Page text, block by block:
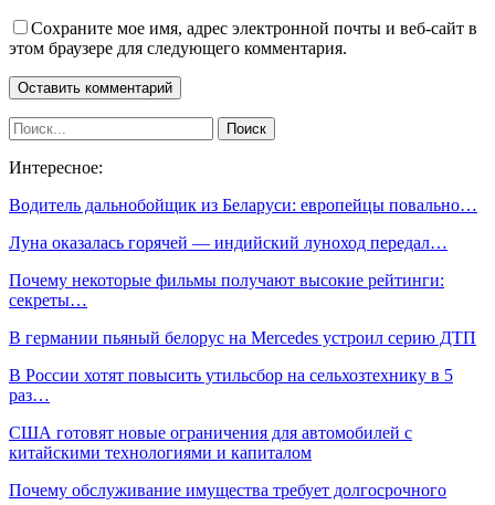
Сохраните мое имя, адрес электронной почты и веб-сайт в
этом браузере для следующего комментария.
Интересное:
Водитель дальнобойщик из Беларуси: европейцы повально…
Луна оказалась горячей — индийский луноход передал…
Почему некоторые фильмы получают высокие рейтинги:
секреты…
В германии пьяный белорус на Mercedes устроил серию ДТП
В России хотят повысить утильсбор на сельхозтехнику в 5
раз…
США готовят новые ограничения для автомобилей с
китайскими технологиями и капиталом
Почему обслуживание имущества требует долгосрочного